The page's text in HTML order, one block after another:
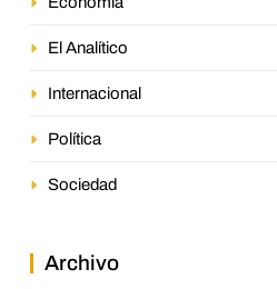
El Analítico
Internacional
Política
Sociedad
Archivo